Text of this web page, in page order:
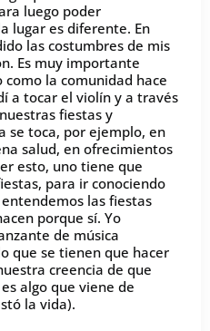
luego poder
lugar es diferente. En
las costumbres de mis
Es muy importante
la comunidad hace
a tocar el violín y a través
fiestas y
se toca, por ejemplo, en
salud, en ofrecimientos
esto, uno tiene que
para ir conociendo
las fiestas
porque sí. Yo
de música
que se tienen que hacer
creencia de que
algo que viene de
la vida).